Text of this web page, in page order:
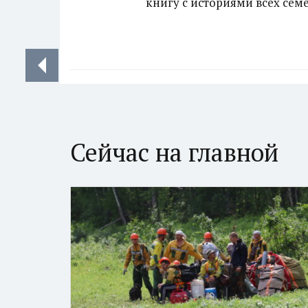
Сейчас на главной